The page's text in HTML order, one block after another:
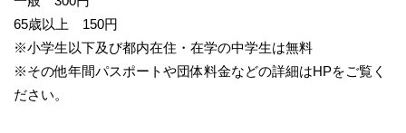
65歳以上 150円
※小学生以下及び都内在住・在学の中学生は無料
※その他年間パスポートや団体料金などの詳細はHPをご覧く
ださい。